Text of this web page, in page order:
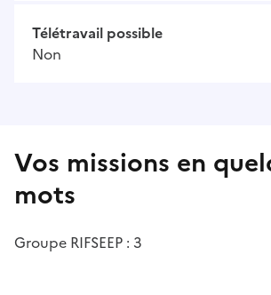
Télétravail possible
Non
Vos missions en
mots
Groupe RIFSEEP : 3